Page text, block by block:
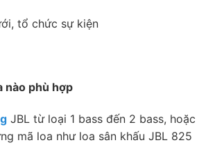
tổ chức sự kiện
nào phù hợp
JBL từ loại 1 bass đến 2 bass, hoặc
mã loa như loa sân khấu JBL 825